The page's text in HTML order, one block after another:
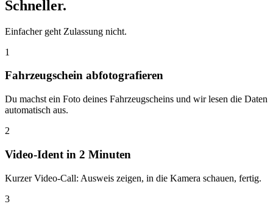
Schneller.
Einfacher geht Zulassung nicht.
1
Fahrzeugschein abfotografieren
Du machst ein Foto deines Fahrzeugscheins und wir lesen die Daten
automatisch aus.
2
Video-Ident in 2 Minuten
Kurzer Video-Call: Ausweis zeigen, in die Kamera schauen, fertig.
3